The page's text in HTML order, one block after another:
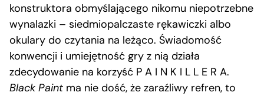
konstruktora obmyślającego nikomu niepotrzebne
wynalazki – siedmiopalczaste rękawiczki albo
okulary do czytania na leżąco. Świadomość
konwencji i umiejętność gry z nią działa
zdecydowanie na korzyść P A I N K I L L E R A.
Black Paint ma nie dość, że zaraźliwy refren, to